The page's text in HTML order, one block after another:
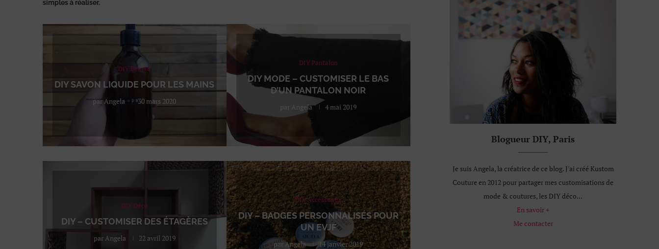
simples à réaliser.
DIY Beauté
DIY SAVON LIQUIDE POUR LES MAINS
par Angela 30 mars 2020
DIY Pantalon
DIY MODE – CUSTOMISER LE BAS
D’UN PANTALON NOIR
par Angela 4 mai 2019
DIY Déco
DIY – CUSTOMISER DES ÉTAGÈRES
par Angela 22 avril 2019
DIY Accessoires
DIY – BADGES PERSONNALISÉS POUR
UN EVJF
parAngela 14 janvier 2019
Blogueur DIY, Paris
Je suis Angela, la créatrice de ce blog. J'ai créé Kustom
Couture en 2012 pour partager mes customisations de
mode & coutures, les DIY déco...
En savoir +
Me contacter